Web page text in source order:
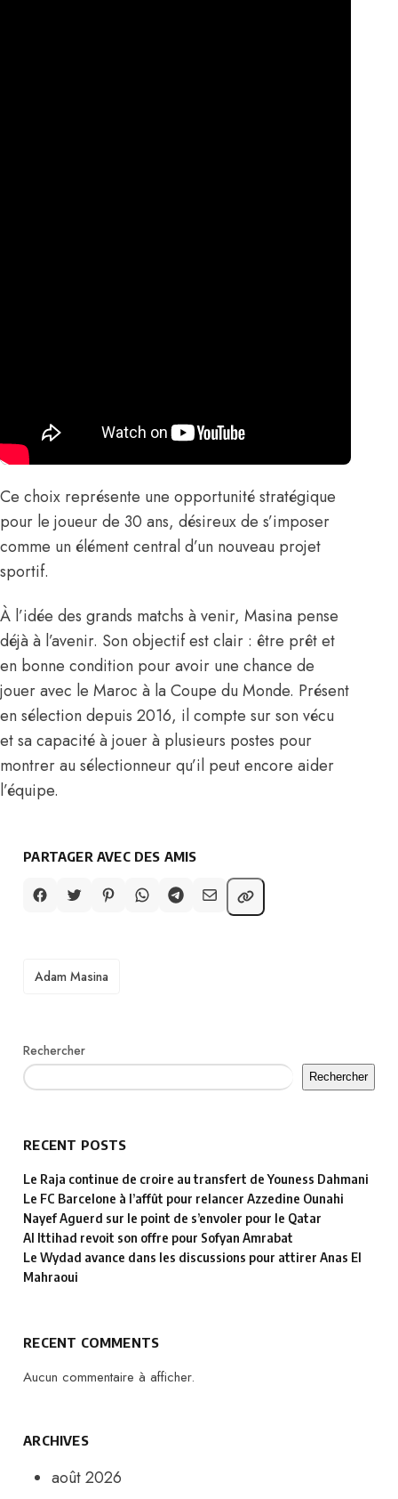
Ce choix représente une opportunité stratégique
pour le joueur de 30 ans, désireux de s’imposer
comme un élément central d’un nouveau projet
sportif.
À l’idée des grands matchs à venir, Masina pense
déjà à l’avenir. Son objectif est clair : être prêt et
en bonne condition pour avoir une chance de
jouer avec le Maroc à la Coupe du Monde. Présent
en sélection depuis 2016, il compte sur son vécu
et sa capacité à jouer à plusieurs postes pour
montrer au sélectionneur qu’il peut encore aider
l’équipe.
PARTAGER AVEC DES AMIS
TAGS
Adam Masina
Rechercher
Rechercher
RECENT POSTS
Le Raja continue de croire au transfert de Youness Dahmani
Le FC Barcelone à l’affût pour relancer Azzedine Ounahi
Nayef Aguerd sur le point de s’envoler pour le Qatar
Al Ittihad revoit son offre pour Sofyan Amrabat
Le Wydad avance dans les discussions pour attirer Anas El
Mahraoui
RECENT COMMENTS
Aucun commentaire à afficher.
ARCHIVES
août 2026